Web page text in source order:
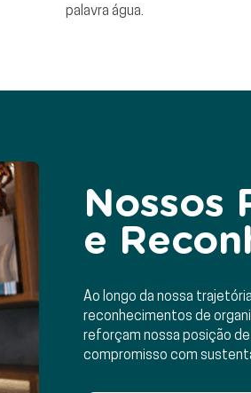
palavra água.
Nossos
e
Ao longo da nossa
reconhecimentos de
reforçam nossa posição
compromisso com